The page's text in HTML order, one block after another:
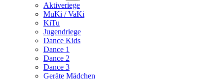
Aktiveriege
MuKi / VaKi
KiTu
Jugendriege
Dance Kids
Dance 1
Dance 2
Dance 3
Geräte Mädchen